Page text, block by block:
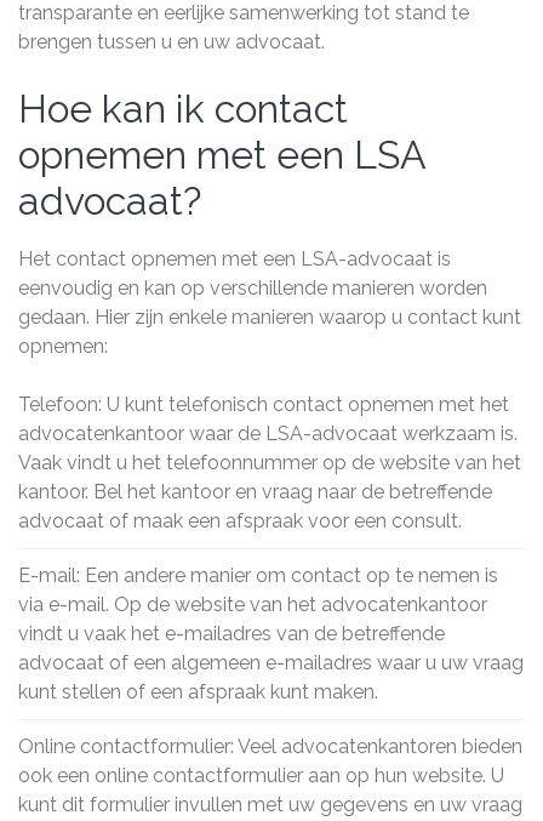
transparante en eerlijke samenwerking tot stand te
brengen tussen u en uw advocaat.
Hoe kan ik contact
opnemen met een LSA
advocaat?
Het contact opnemen met een LSA-advocaat is
eenvoudig en kan op verschillende manieren worden
gedaan. Hier zijn enkele manieren waarop u contact kunt
opnemen:
Telefoon: U kunt telefonisch contact opnemen met het
advocatenkantoor waar de LSA-advocaat werkzaam is.
Vaak vindt u het telefoonnummer op de website van het
kantoor. Bel het kantoor en vraag naar de betreffende
advocaat of maak een afspraak voor een consult.
E-mail: Een andere manier om contact op te nemen is
via e-mail. Op de website van het advocatenkantoor
vindt u vaak het e-mailadres van de betreffende
advocaat of een algemeen e-mailadres waar u uw vraag
kunt stellen of een afspraak kunt maken.
Online contactformulier: Veel advocatenkantoren bieden
ook een online contactformulier aan op hun website. U
kunt dit formulier invullen met uw gegevens en uw vraag